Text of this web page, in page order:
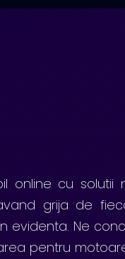
online cu solutii
grija de
evidenta. Ne
pentru